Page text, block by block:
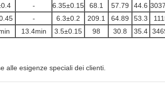
- 6.35±0.15 68.1 57.79 44.6
- 6.3±0.2 209.1 64.89 53.3
13.4min 3.5±0.15 98 30.8 35.4
alle esigenze speciali dei clienti.